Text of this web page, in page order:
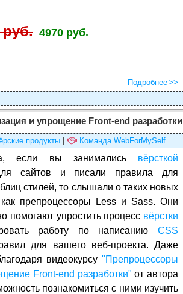
руб. 4970 руб.
Подробнее
и упрощение Front-end разработки
продукты Команда WebForMySelf
если вы занимались вёрсткой
сайтов и писали правила для
стилей, то слышали о таких новых
как препроцессоры Less и Sass. Они
помогают упростить процесс вёрстки
работу по написанию CSS
для вашего веб-проекта. Даже
видеокурсу "Препроцессоры
Front-end разработки" от автора
познакомиться с ними изучить